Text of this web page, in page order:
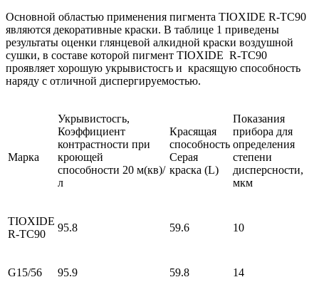
Основной областью применения пигмента TIOXIDE R-TC90
являются декоративные краски. В таблице 1 приведены
результаты оценки глянцевой алкидной краски воздушной
сушки, в составе которой пигмент TIOXIDE R-TC90
проявляет хорошую укрывистосгь и красящую способность
наряду с отличной диспергируемостью.
Марка
Укрывистосгь,
Коэффициент
контрастности при
кроющей
способности 20 м(кв)/
л
Красящая
способность
Серая
краска (L)
Показания
прибора для
определения
степени
дисперсности,
мкм
TIOXIDE
R-TC90
95.8 59.6 10
G15/56 95.9 59.8 14